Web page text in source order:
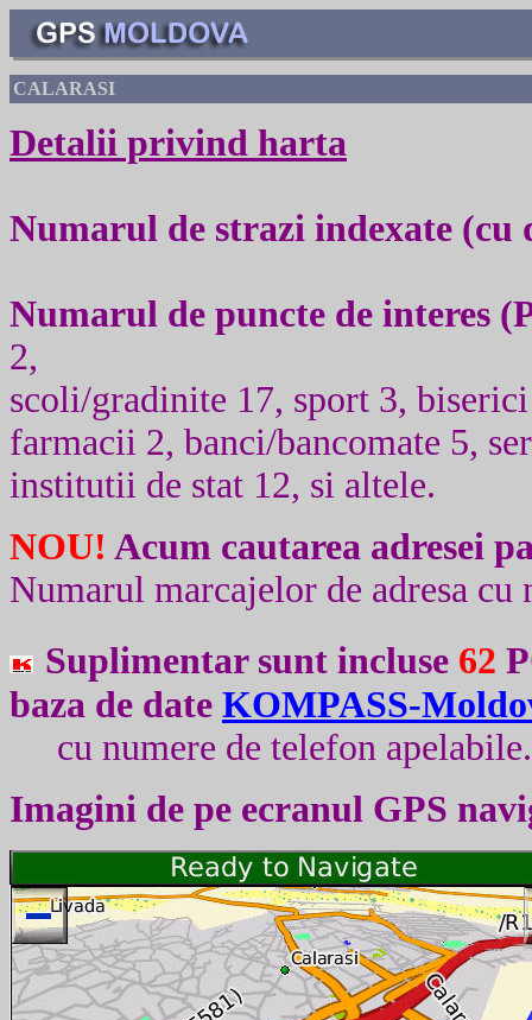
CALARASI
Detalii privind harta
Numarul de strazi indexate
Numarul de puncte de interes (
2,
scoli/gradinite 17, sport 3,
farmacii 2, banci/bancomate 5,
institutii de stat 12, si altele.
NOU! Acum cautarea adresei
Numarul marcajelor de adresa cu
Suplimentar sunt incluse 62
baza de date KOMPASS-
cu numere de telefon apelabile
Imagini de pe ecranul GPS